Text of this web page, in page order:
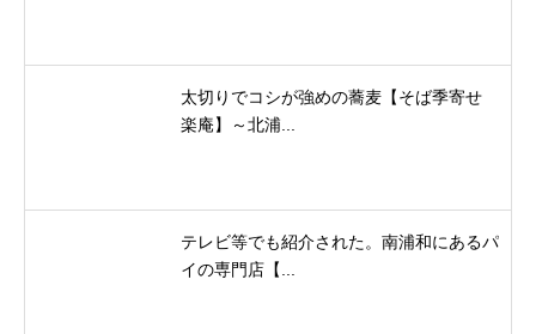
太切りでコシが強めの蕎麦【そば季寄せ
楽庵】～北浦...
テレビ等でも紹介された。南浦和にあるパ
イの専門店【...